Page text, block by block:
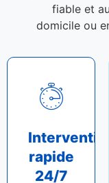
fiable et
domicile ou
Intervention
rapide
24/7